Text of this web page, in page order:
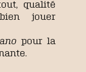
qualité
jouer
pour la